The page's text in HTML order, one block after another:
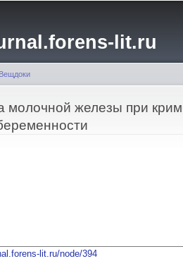
содержанию
lit.ru
Вещдоки
молочной железы при
lit.ru/node/394